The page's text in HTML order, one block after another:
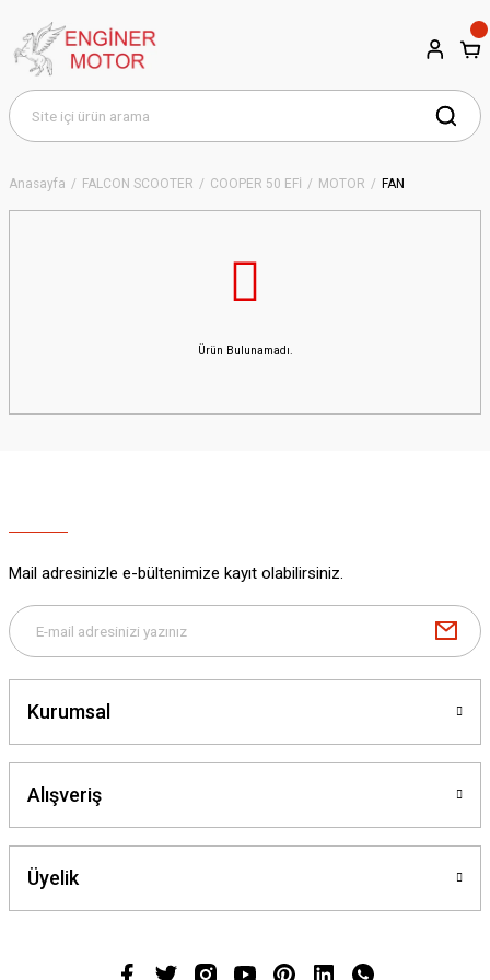
Anasayfa FALCON SCOOTER COOPER 50 EFİ MOTOR FAN
Ürün Bulunamadı.
Mail adresinizle e-bültenimize kayıt olabilirsiniz.
Kurumsal
Alışveriş
Üyelik